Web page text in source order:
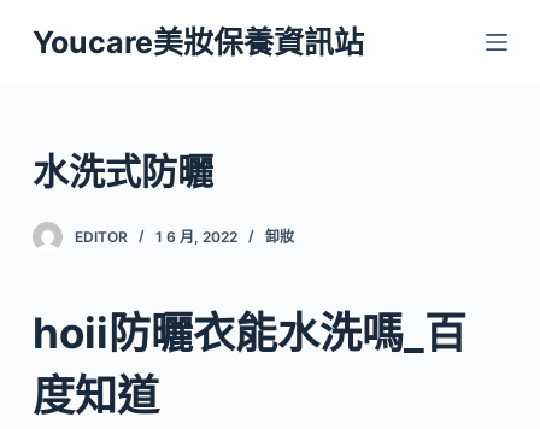
跳
至
容
Youcare美妝保養資訊站
水洗式防曬
EDITOR 1 6 月, 2022 卸妝
hoii防曬衣能水洗嗎_百
度知道